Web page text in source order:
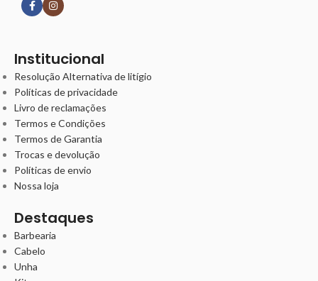
Institucional
Resolução Alternativa de litígio
Políticas de privacidade
Livro de reclamações
Termos e Condições
Termos de Garantia
Trocas e devolução
Políticas de envio
Nossa loja
Destaques
Barbearia
Cabelo
Unha